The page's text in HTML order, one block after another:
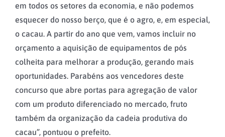
em todos os setores da economia, e não podemos
esquecer do nosso berço, que é o agro, e, em especial,
o cacau. A partir do ano que vem, vamos incluir no
orçamento a aquisição de equipamentos de pós
colheita para melhorar a produção, gerando mais
oportunidades. Parabéns aos vencedores deste
concurso que abre portas para agregação de valor
com um produto diferenciado no mercado, fruto
também da organização da cadeia produtiva do
cacau”, pontuou o prefeito.